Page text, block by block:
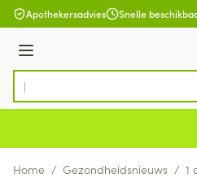
Ga naar de inhoud
Apothekersadvies Snelle
Menu
Product, merk, categorie...
Home / Gezondheidsnieuws / 1